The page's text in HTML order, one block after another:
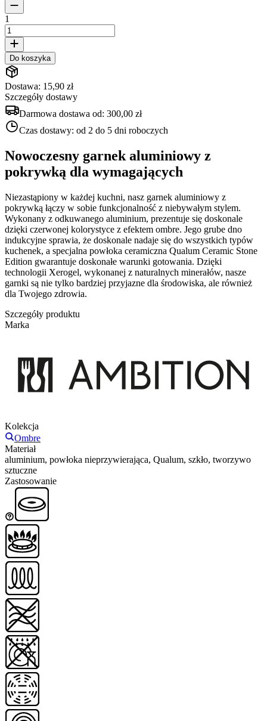
1
Do koszyka
Dostawa: 15,90 zł
Szczegóły dostawy
Darmowa dostawa od: 300,00 zł
Czas dostawy: od 2 do 5 dni roboczych
Nowoczesny garnek aluminiowy z
pokrywką dla wymagających
Niezastąpiony w każdej kuchni, nasz garnek aluminiowy z
pokrywką łączy w sobie funkcjonalność z niebywałym stylem.
Wykonany z odkuwanego aluminium, prezentuje się doskonale
dzięki czerwonej kolorystyce z efektem ombre. Jego grube dno
indukcyjne sprawia, że doskonale nadaje się do wszystkich typów
kuchenek, a specjalna powłoka ceramiczna Qualum Ceramic Stone
Edition gwarantuje doskonałe warunki gotowania. Dzięki
technologii Xerogel, wykonanej z naturalnych minerałów, nasze
garnki są nie tylko bardziej przyjazne dla środowiska, ale również
dla Twojego zdrowia.
Szczegóły produktu
Marka
Kolekcja
Ombre
Materiał
aluminium, powłoka nieprzywierająca, Qualum, szkło, tworzywo
sztuczne
Zastosowanie